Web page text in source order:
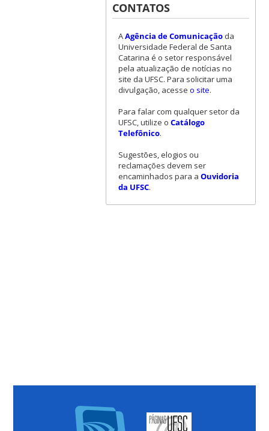
CONTATOS
AAgência de Comunicaçãoda
Universidade Federal de Santa
Catarina é o setor responsável
pela atualização de notícias no
site da UFSC. Para solicitar uma
divulgação, acesse o site.
Para falar com qualquer setor da
UFSC, utilize o Catálogo
Telefônico.
Sugestões, elogios ou
reclamações devem ser
encaminhados para a Ouvidoria
da UFSC.